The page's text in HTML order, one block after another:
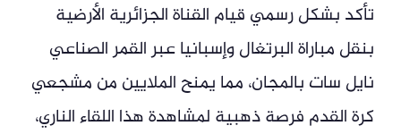
تأكد بشكل رسمي قيام القناة الجزائرية الأرضية
بنقل مباراة البرتغال وإسبانيا عبر القمر الصناعي
نايل سات بالمجان، مما يمنح الملايين من مشجعي
كرة القدم فرصة ذهبية لمشاهدة هذا اللقاء الناري،